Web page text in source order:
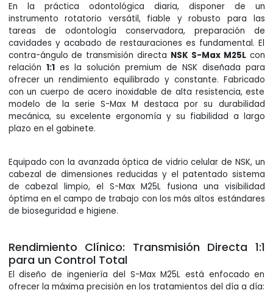
En la práctica odontológica diaria, disponer de un
instrumento rotatorio versátil, fiable y robusto para las
tareas de odontología conservadora, preparación de
cavidades y acabado de restauraciones es fundamental. El
contra-ángulo de transmisión directa NSK S-Max M25Lcon
relación 1:1es la solución premium de NSK diseñada para
ofrecer un rendimiento equilibrado y constante. Fabricado
con un cuerpo de acero inoxidable de alta resistencia, este
modelo de la serie S-Max M destaca por su durabilidad
mecánica, su excelente ergonomía y su fiabilidad a largo
plazo en el gabinete.
Equipado con la avanzada óptica de vidrio celular de NSK, un
cabezal de dimensiones reducidas y el patentado sistema
de cabezal limpio, el S-Max M25L fusiona una visibilidad
óptima en el campo de trabajo con los más altos estándares
de bioseguridad e higiene.
Rendimiento Clínico: Transmisión Directa 1:1
para un Control Total
El diseño de ingeniería del S-Max M25L está enfocado en
ofrecer la máxima precisión en los tratamientos del día a día: